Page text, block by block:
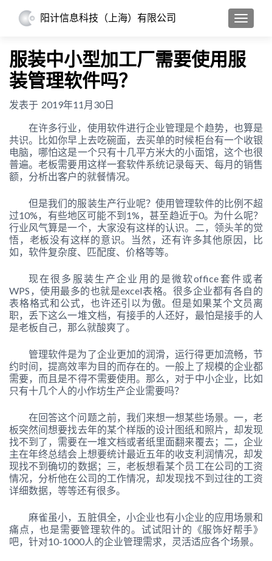
切换导
阳计信息科技（上海）有限公司
服装中小型加工厂需要使用服
装管理软件吗？
发表于 2019年11月30日
在许多行业，使用软件进行企业管理是个趋势，也算是
共识。比如你早上去吃碗面，去买单的时候柜台有一个收银
电脑，哪怕这是一个只有十几平方米大的小面馆，这个也很
普遍。老板需要用这样一套软件系统记录每天、每月的销售
额，分析出客户的就餐情况。
但是我们的服装生产行业呢？使用管理软件的比例不超
过10%，有些地区可能不到1%，甚至趋近于0。为什么呢？
行业风气算是一个，大家没有这样的认识。二，领头羊的觉
悟，老板没有这样的意识。当然，还有许多其他原因，比
如，软件复杂度、匹配度、价格等等。
现在很多服装生产企业用的是微软office套件或者
WPS，使用最多的也就是excel表格。很多企业都有各自的
表格格式和公式，也许还引以为傲。但是如果某个文员离
职，丢下这么一堆文档，有接手的人还好，最怕是接手的人
是老板自己，那么就酸爽了。
管理软件是为了企业更加的润滑，运行得更加流畅，节
约时间，提高效率为目的而存在的。一般上了规模的企业都
需要，而且是不得不需要使用。那么，对于中小企业，比如
只有十几个人的小作坊生产企业需要吗？
在回答这个问题之前，我们来想一想某些场景。一，老
板突然间想要找去年的某个样版的设计图纸和照片，却发现
找不到了，需要在一堆文档或者纸里面翻来覆去；二，企业
主在年终总结会上想要统计最近五年的收支利润情况，却发
现找不到确切的数据；三，老板想看某个员工在公司的工资
情况，分析他在公司的工作情况，却发现找不到过往的工资
详细数据，等等还有很多。
麻雀虽小，五脏俱全，小企业也有小企业的应用场景和
痛点，也是需要管理软件的。试试阳计的《服饰好帮手》
吧，针对10-1000人的企业管理需求，灵活适应各个场景。